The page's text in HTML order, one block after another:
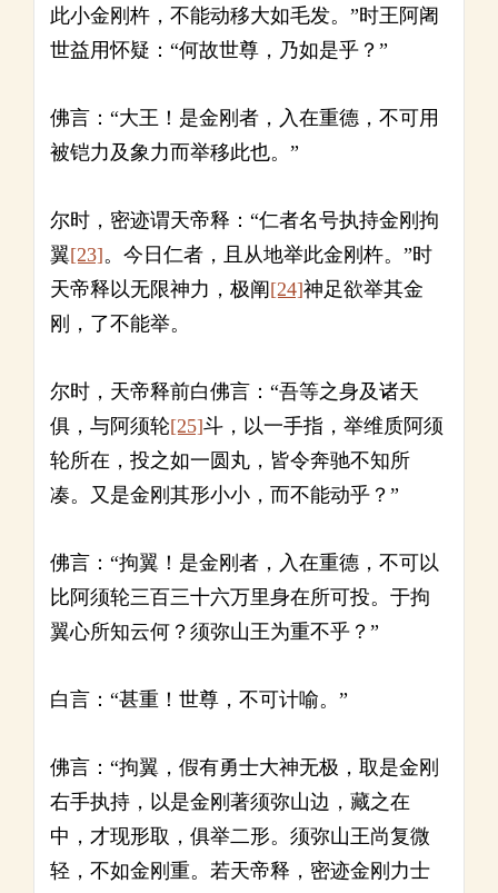
此小金刚杵，不能动移大如毛发。”时王阿阇
世益用怀疑：“何故世尊，乃如是乎？”
佛言：“大王！是金刚者，入在重德，不可用
被铠力及象力而举移此也。”
尔时，密迹谓天帝释：“仁者名号执持金刚拘
翼[23]。今日仁者，且从地举此金刚杵。”时
天帝释以无限神力，极阐 [24]神足欲举其金
刚，了不能举。
尔时，天帝释前白佛言：“吾等之身及诸天
俱，与阿须轮[25]斗，以一手指，举维质阿须
轮所在，投之如一圆丸，皆令奔驰不知所
凑。又是金刚其形小小，而不能动乎？”
佛言：“拘翼！是金刚者，入在重德，不可以
比阿须轮三百三十六万里身在所可投。于拘
翼心所知云何？须弥山王为重不乎？”
白言：“甚重！世尊，不可计喻。”
佛言：“拘翼，假有勇士大神无极，取是金刚
右手执持，以是金刚著须弥山边，藏之在
中，才现形取，俱举二形。须弥山王尚复微
轻，不如金刚重。若天帝释，密迹金刚力士